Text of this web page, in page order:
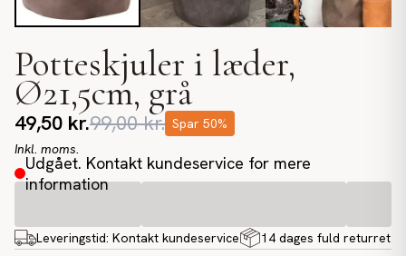
Potteskjuler i læder,
Ø21,5cm, grå
49,50 kr.99,00kr. Spar 50%
Inkl. moms.
Udgået. Kontakt kundeservice for mere
information
Leveringstid: Kontakt kundeservice 14 dages fuld returret